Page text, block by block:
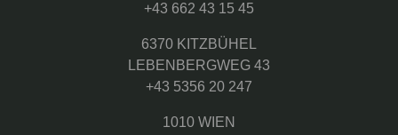
+43 662 43 15 45
6370 KITZBÜHEL
LEBENBERGWEG 43
+43 5356 20 247
1010 WIEN